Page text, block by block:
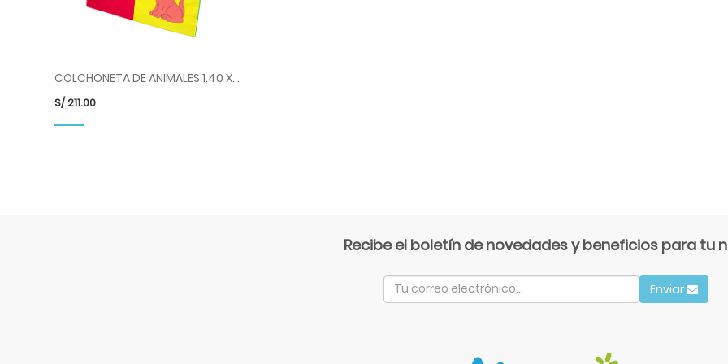
COLCHONETA DE ANIMALES 1.40 X 1.40 MT X 5 CM
S/211.00
Recibe el boletín de novedades y beneficios para tu
Enviar